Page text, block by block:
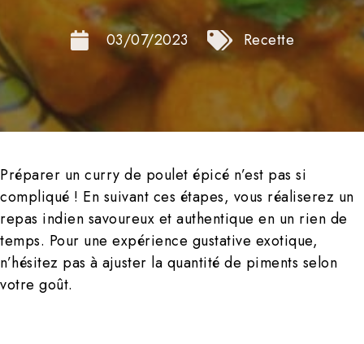
03/07/2023 Recette
Préparer un curry de poulet épicé n’est pas si
compliqué ! En suivant ces étapes, vous réaliserez un
repas indien savoureux et authentique en un rien de
temps. Pour une expérience gustative exotique,
n’hésitez pas à ajuster la quantité de piments selon
votre goût.